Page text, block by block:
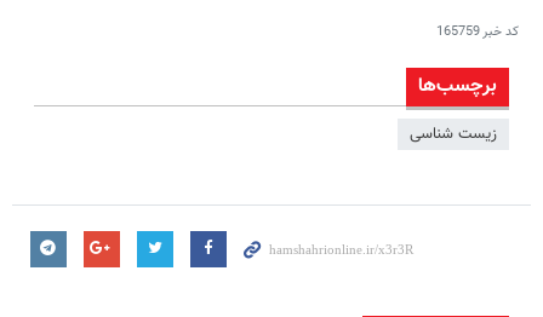
کد خبر165759
برچسب‌ها
زیست شناسی